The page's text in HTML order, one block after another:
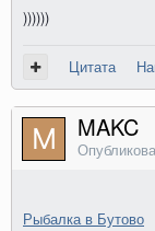
))))))
Цитата
MAKC
Рыбалка в Бутово